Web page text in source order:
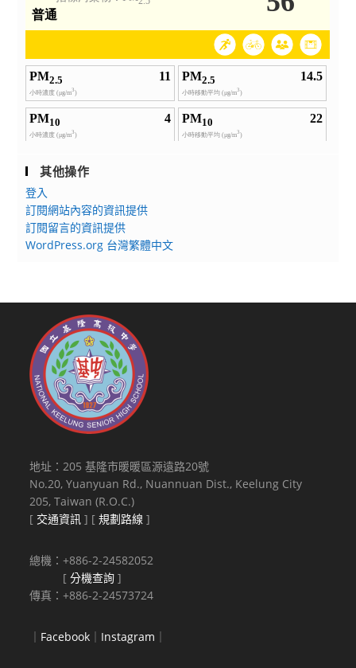
其他操作
登入
訂閱網站內容的資訊提供
訂閱留言的資訊提供
WordPress.org 台灣繁體中文
地址：205 基隆市暖暖區源遠路20號
No.20, Yuanyuan Rd., Nuannuan Dist., Keelung City
205, Taiwan (R.O.C.)
[ 交通資訊 ] [規劃路線 ]
總機：+886-2-24582052
[分機查詢 ]
傳真：+886-2-24573724
｜ Facebook ｜ Instagram ｜